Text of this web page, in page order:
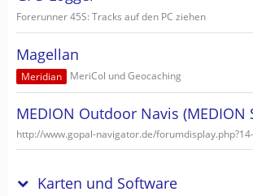
Forerunner 45S: Tracks auf den PC ziehen
Magellan
Meridian MeriCol und Geocaching
Karten und Software